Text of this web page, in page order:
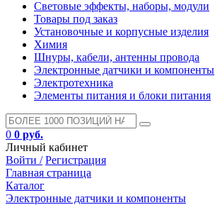
Световые эффекты, наборы, модули
Товары под заказ
Установочные и корпусные изделия
Химия
Шнуры, кабели, антенны провода
Электронные датчики и компоненты
Электротехника
Элементы питания и блоки питания
0 0 руб.
Личный кабинет
Войти / Регистрация
Главная страница
Каталог
Электронные датчики и компоненты